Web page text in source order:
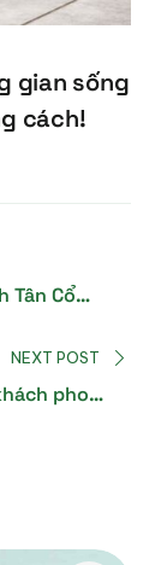
gian sống
cách!
Tân Cổ
NEXT POST
phong